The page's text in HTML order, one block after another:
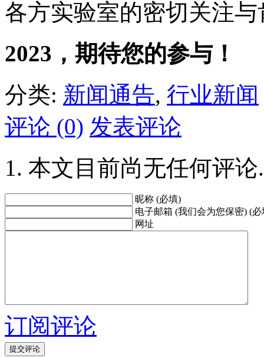
各方实验室的密切关注与
2023，期待您的参与！
分类: 新闻通告, 行业新闻
评论 (0) 发表评论
本文目前尚无任何评论.
昵称 (必填)
电子邮箱 (我们会为您保密) (必
网址
订阅评论